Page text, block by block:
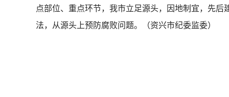
点部位、重点环节，我市立足源头，因地制宜，先
法，从源头上预防腐败问题。（资兴市纪委监委）